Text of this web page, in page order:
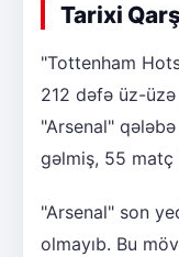
Tarixi
"Tottenham
212 dəfə üz-
"Arsenal"
gəlmiş, 55 matç
"Arsenal" son
olmayıb. Bu